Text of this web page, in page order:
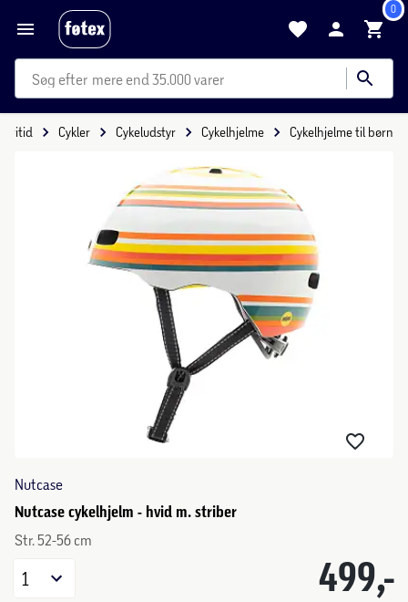
0
mere end 35.000 varer
Fritid Cykler Cykeludstyr Cykelhjelme Cykelhjelme til børn
Nutcase
Nutcase cykelhjelm - hvid m. striber
Str. 52-56 cm
499,-
1